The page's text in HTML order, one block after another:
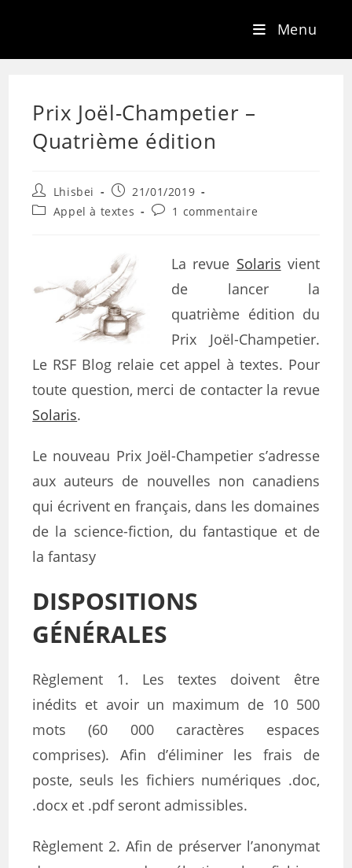
Menu
Prix Joël-Champetier –
Quatrième édition
Lhisbei
21/01/2019
Appel à textes
1 commentaire
La revue Solaris vient
de lancer la
quatrième édition du
Prix Joël-Champetier.
Le RSF Blog relaie cet appel à textes. Pour
toute question, merci de contacter la revue
Solaris.
Le nouveau Prix Joël-Champetier s’adresse
aux auteurs de nouvelles non canadiens
qui écrivent en français, dans les domaines
de la science-fiction, du fantastique et de
la fantasy
DISPOSITIONS
GÉNÉRALES
Règlement 1. Les textes doivent être
inédits et avoir un maximum de 10 500
mots (60 000 caractères espaces
comprises). Afin d’éliminer les frais de
poste, seuls les fichiers numériques .doc,
.docx et .pdf seront admissibles.
Règlement 2. Afin de préserver l’anonymat